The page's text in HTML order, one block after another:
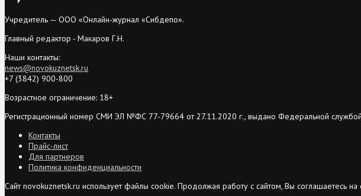
Учредитель — ООО «Онлайн-журнал «Сибдепо».
Главный редактор - Макаров Г.Н.
Наши контакты:
news@novokuznetsk.ru
+7 (3842) 900-800
Возрастное ограничение: 18+
Регистрационный номер СМИ ЭЛ №ФС 77-79664 от 27.11.2020 г., выдано Федеральной
Контакты
Прайс-лист
Для партнеров
Политика конфиденциальности
Сайт novokuznetsk.ru использует файлы cookie. Продолжая работу с сайтом, Вы соглашаетесь